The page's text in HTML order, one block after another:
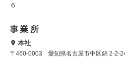
６
事業所
本社
〒460-0003 愛知県名古屋市中区錦 2-2-